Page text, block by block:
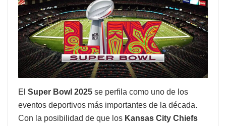
El Super Bowl 2025 se perfila como uno de los
eventos deportivos más importantes de la década.
Con la posibilidad de que los Kansas City Chiefs